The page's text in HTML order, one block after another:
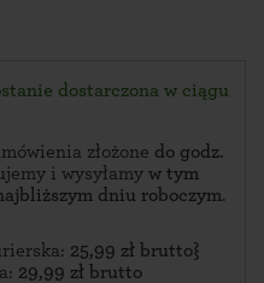
dostarczona w ciągu
złożone do godz.
i wysyłamy w tym
dniu roboczym.
25,99 zł brutto}
29,99 zł brutto